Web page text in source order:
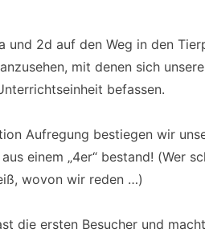
2d auf den Weg in den
mit denen sich
befassen.
Aufregung bestiegen wir
einem „4er“ bestand! (Wer
wovon wir reden …)
die ersten Besucher und